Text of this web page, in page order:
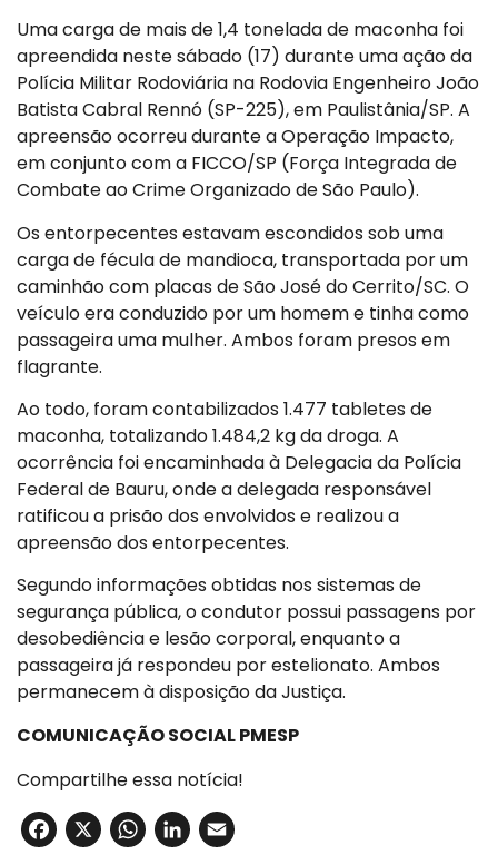
Uma carga de mais de 1,4 tonelada de maconha foi
apreendida neste sábado (17) durante uma ação da
Polícia Militar Rodoviária na Rodovia Engenheiro João
Batista Cabral Rennó (SP-225), em Paulistânia/SP. A
apreensão ocorreu durante a Operação Impacto,
em conjunto com a FICCO/SP (Força Integrada de
Combate ao Crime Organizado de São Paulo).
Os entorpecentes estavam escondidos sob uma
carga de fécula de mandioca, transportada por um
caminhão com placas de São José do Cerrito/SC. O
veículo era conduzido por um homem e tinha como
passageira uma mulher. Ambos foram presos em
flagrante.
Ao todo, foram contabilizados 1.477 tabletes de
maconha, totalizando 1.484,2 kg da droga. A
ocorrência foi encaminhada à Delegacia da Polícia
Federal de Bauru, onde a delegada responsável
ratificou a prisão dos envolvidos e realizou a
apreensão dos entorpecentes.
Segundo informações obtidas nos sistemas de
segurança pública, o condutor possui passagens por
desobediência e lesão corporal, enquanto a
passageira já respondeu por estelionato. Ambos
permanecem à disposição da Justiça.
COMUNICAÇÃO SOCIAL PMESP
Compartilhe essa notícia!
Facebook
X WhatsApp
LinkedIn